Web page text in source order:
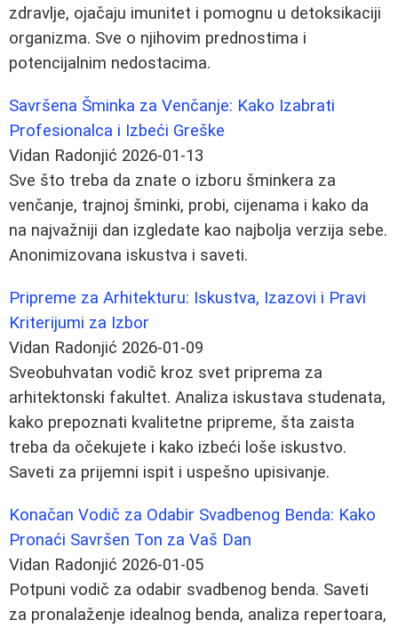
zdravlje, ojačaju imunitet i pomognu u detoksikaciji
organizma. Sve o njihovim prednostima i
potencijalnim nedostacima.
Savršena Šminka za Venčanje: Kako Izabrati
Profesionalca i Izbeći Greške
Vidan Radonjić 2026-01-13
Sve što treba da znate o izboru šminkera za
venčanje, trajnoj šminki, probi, cijenama i kako da
na najvažniji dan izgledate kao najbolja verzija sebe.
Anonimizovana iskustva i saveti.
Pripreme za Arhitekturu: Iskustva, Izazovi i Pravi
Kriterijumi za Izbor
Vidan Radonjić 2026-01-09
Sveobuhvatan vodič kroz svet priprema za
arhitektonski fakultet. Analiza iskustava studenata,
kako prepoznati kvalitetne pripreme, šta zaista
treba da očekujete i kako izbeći loše iskustvo.
Saveti za prijemni ispit i uspešno upisivanje.
Konačan Vodič za Odabir Svadbenog Benda: Kako
Pronaći Savršen Ton za Vaš Dan
Vidan Radonjić 2026-01-05
Potpuni vodič za odabir svadbenog benda. Saveti
za pronalaženje idealnog benda, analiza repertoara,